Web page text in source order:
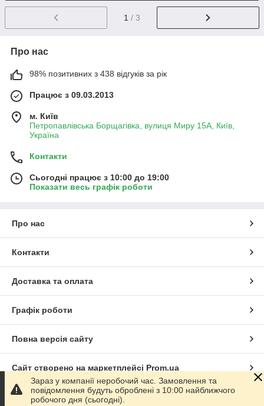
1 / 3
Про нас
98% позитивних з 438 відгуків за рік
Працює з 09.03.2013
м. Київ
Петропавлівська Борщагівка, вулиця Миру 15А, Київ,
Україна
Контакти
Сьогодні працює з 10:00 до 19:00
Показати весь графік роботи
Про нас
Контакти
Доставка та оплата
Графік роботи
Повна версія сайту
Сайт створено на маркетплейсі Prom.ua
Політика конфіденційності
Зараз у компанії неробочий час. Замовлення та
повідомлення будуть оброблені з 10:00 найближчого
робочого дня (сьогодні).